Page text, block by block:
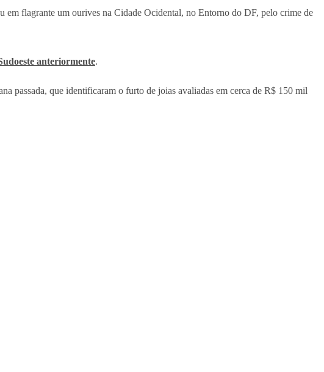
em flagrante um ourives na Cidade Ocidental, no Entorno do DF, pelo crime de
anteriormente.
passada, que identificaram o furto de joias avaliadas em cerca de R$ 150 mil